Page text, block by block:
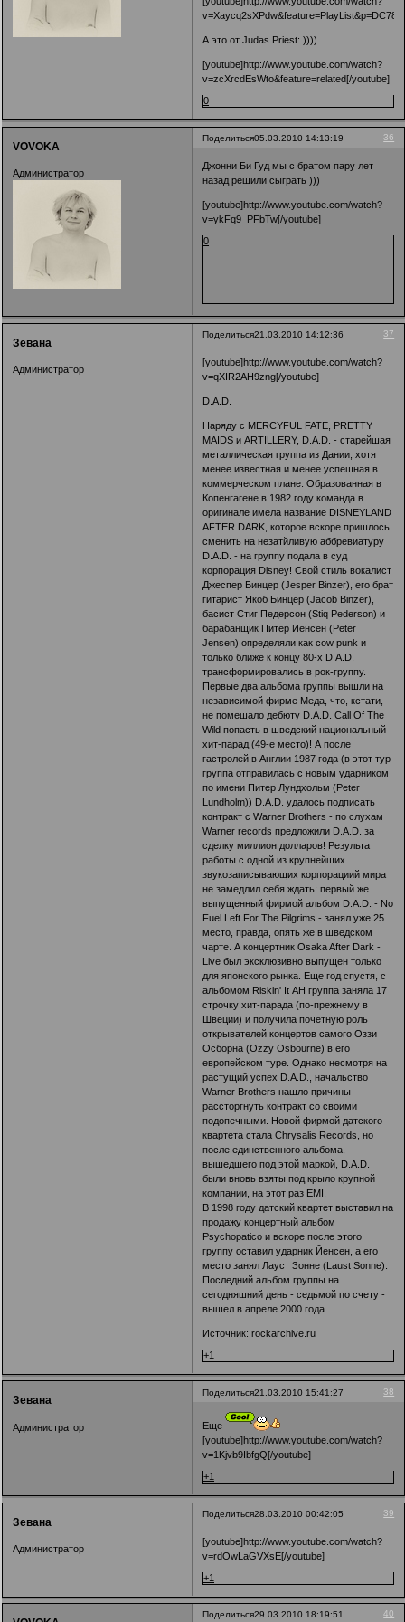
So come an' take your time
А это от Judas Priest: ))))
[youtube]http://www.youtube.com/watch?
v=zcXrcdEsWto&feature=related[/youtube]
0
Поделиться 36
05.03.2010 14:13:19
VOVOKA
Администратор
Джонни Би Гуд мы с братом пару лет
назад решили сыграть )))
[youtube]http://www.youtube.com/watch?
v=ykFq9_PFbTw[/youtube]
0
Поделиться 37
21.03.2010 14:12:36
Зевана
Администратор
[youtube]http://www.youtube.com/watch?
v=qXIR2AH9zng[/youtube]
D.A.D.
Наряду с MERCYFUL FATE, PRETTY
MAIDS и ARTILLERY, D.A.D. - старейшая
металлическая группа из Дании, хотя
менее известная и менее успешная в
коммерческом плане. Образованная в
Копенгагене в 1982 году команда в
оригинале имела название DISNEYLAND
AFTER DARK, которое вскоре пришлось
сменить на незатйливую аббревиатуру
D.A.D. - на группу подала в суд
корпорация Disney! Свой стиль вокалист
Джеспер Бинцер (Jesper Binzer), его брат
гитарист Якоб Бинцер (Jacob Binzer),
басист Стиг Педерсон (Stiq Pederson) и
барабанщик Питер Иенсен (Peter
Jensen) определяли как cow punk и
только ближе к концу 80-х D.A.D.
трансформировались в рок-группу.
Первые два альбома группы вышли на
независимой фирме Меда, что, кстати,
не помешало дебюту D.A.D. Call Of The
Wild попасть в шведский национальный
хит-парад (49-е место)! А после
гастролей в Англии 1987 года (в этот тур
группа отправилась с новым ударником
по имени Питер Лундхольм (Peter
Lundholm)) D.A.D. удалось подписать
контракт с Warner Brothers - по слухам
Warner records предложили D.A.D. за
сделку миллион долларов! Результат
работы с одной из крупнейших
звукозаписывающих корпорациий мира
не замедлил себя ждать: первый же
выпущенный фирмой альбом D.A.D. - No
Fuel Left For The Pilgrims - занял уже 25
место, правда, опять же в шведском
чарте. А концертник Osaka After Dark -
Live был эксклюзивно выпущен только
для японского рынка. Еще год спустя, с
альбомом Riskin' It АН группа заняла 17
строчку хит-парада (по-прежнему в
Швеции) и получила почетную роль
открывателей концертов самого Оззи
Осборна (Ozzy Osbourne) в его
европейском туре. Однако несмотря на
растущий успех D.A.D., начальство
Warner Brothers нашло причины
рассторгнуть контракт со своими
подопечными. Новой фирмой датского
квартета стала Chrysalis Records, но
после единственного альбома,
вышедшего под этой маркой, D.A.D.
были вновь взяты под крыло крупной
компании, на этот раз EMI.
В 1998 году датский квартет выставил на
продажу концертный альбом
Psychopatico и вскоре после этого
группу оставил ударник Йенсен, а его
место занял Лауст Зонне (Laust Sonne).
Последний альбом группы на
сегодняшний день - седьмой по счету -
вышел в апреле 2000 года.
Источник: rockarchive.ru
+1
Поделиться 38
21.03.2010 15:41:27
Зевана
Администратор
Еще
[youtube]http://www.youtube.com/watch?
v=1Kjvb9IbfgQ[/youtube]
+1
Поделиться 39
28.03.2010 00:42:05
Зевана
Администратор
[youtube]http://www.youtube.com/watch?
v=rdOwLaGVXsE[/youtube]
+1
Поделиться 40
29.03.2010 18:19:51